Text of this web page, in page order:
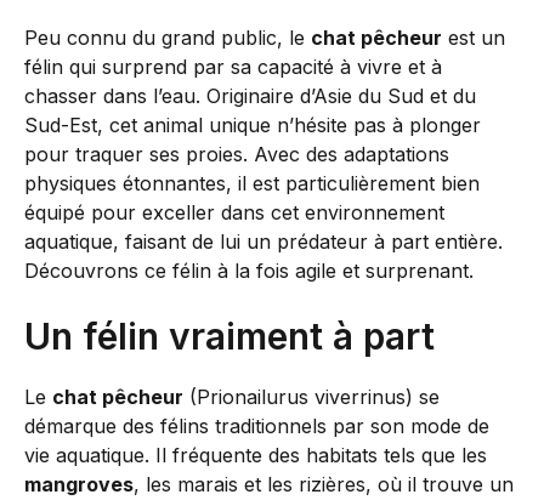
Peu connu du grand public, le chat pêcheur est un
félin qui surprend par sa capacité à vivre et à
chasser dans l’eau. Originaire d’Asie du Sud et du
Sud-Est, cet animal unique n’hésite pas à plonger
pour traquer ses proies. Avec des adaptations
physiques étonnantes, il est particulièrement bien
équipé pour exceller dans cet environnement
aquatique, faisant de lui un prédateur à part entière.
Découvrons ce félin à la fois agile et surprenant.
Un félin vraiment à part
Le chat pêcheur (Prionailurus viverrinus) se
démarque des félins traditionnels par son mode de
vie aquatique. Il fréquente des habitats tels que les
mangroves, les marais et les rizières, où il trouve un